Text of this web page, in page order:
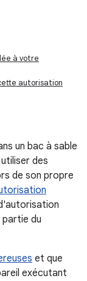
à votre
autorisation
un bac à sable
des
de son propre
du
et que
exécutant